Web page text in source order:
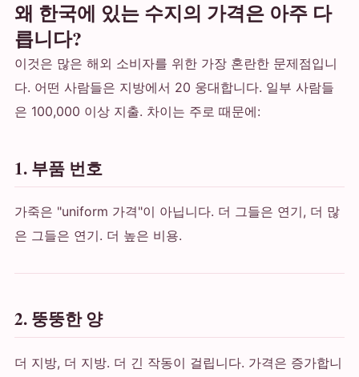
왜 한국에 있는 수지의 가격은 아주 다
릅니다?
이것은 많은 해외 소비자를 위한 가장 혼란한 문제점입니
다. 어떤 사람들은 지방에서 20 웅대합니다. 일부 사람들
은 100,000 이상 지출. 차이는 주로 때문에:
1. 부품 번호
가죽은 "uniform 가격"이 아닙니다. 더 그들은 연기, 더 많
은 그들은 연기. 더 높은 비용.
2. 뚱뚱한 양
더 지방, 더 지방. 더 긴 작동이 걸립니다. 가격은 증가합니